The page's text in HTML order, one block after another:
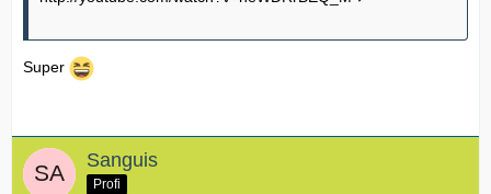
Super
Sanguis
Profi